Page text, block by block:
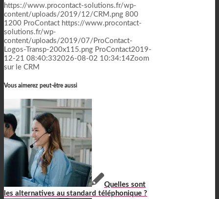
https://www.procontact-solutions.fr/wp-
content/uploads/2019/12/CRM.png 800
1200 ProContact https://www.procontact-
solutions.fr/wp-
content/uploads/2019/07/ProContact-
Logos-Transp-200x115.png ProContact2019-
12-21 08:40:332026-08-02 10:34:14Zoom
sur le CRM
Vous aimerez peut-être aussi
Quelles sont
les alternatives au standard téléphonique ?